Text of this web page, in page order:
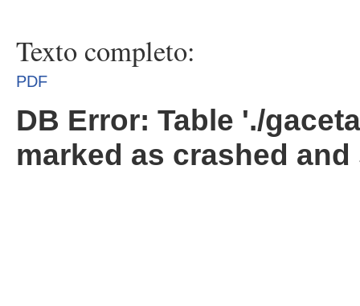
Texto completo:
PDF
DB Error: Table './
marked as crashed